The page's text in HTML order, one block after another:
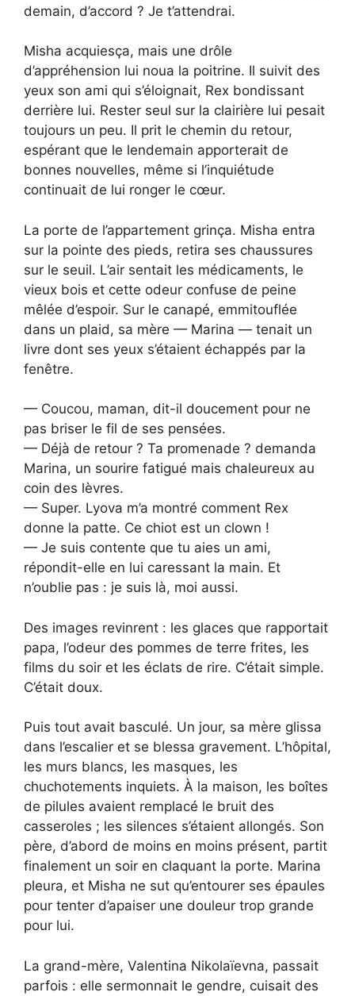
demain, d’accord ? Je t’attendrai.
Misha acquiesça, mais une drôle
d’appréhension lui noua la poitrine. Il suivit des
yeux son ami qui s’éloignait, Rex bondissant
derrière lui. Rester seul sur la clairière lui pesait
toujours un peu. Il prit le chemin du retour,
espérant que le lendemain apporterait de
bonnes nouvelles, même si l’inquiétude
continuait de lui ronger le cœur.
La porte de l’appartement grinça. Misha entra
sur la pointe des pieds, retira ses chaussures
sur le seuil. L’air sentait les médicaments, le
vieux bois et cette odeur confuse de peine
mêlée d’espoir. Sur le canapé, emmitouflée
dans un plaid, sa mère — Marina — tenait un
livre dont ses yeux s’étaient échappés par la
fenêtre.
— Coucou, maman, dit-il doucement pour ne
pas briser le fil de ses pensées.
— Déjà de retour ? Ta promenade ? demanda
Marina, un sourire fatigué mais chaleureux au
coin des lèvres.
— Super. Lyova m’a montré comment Rex
donne la patte. Ce chiot est un clown !
— Je suis contente que tu aies un ami,
répondit-elle en lui caressant la main. Et
n’oublie pas : je suis là, moi aussi.
Des images revinrent : les glaces que rapportait
papa, l’odeur des pommes de terre frites, les
films du soir et les éclats de rire. C’était simple.
C’était doux.
Puis tout avait basculé. Un jour, sa mère glissa
dans l’escalier et se blessa gravement. L’hôpital,
les murs blancs, les masques, les
chuchotements inquiets. À la maison, les boîtes
de pilules avaient remplacé le bruit des
casseroles ; les silences s’étaient allongés. Son
père, d’abord de moins en moins présent, partit
finalement un soir en claquant la porte. Marina
pleura, et Misha ne sut qu’entourer ses épaules
pour tenter d’apaiser une douleur trop grande
pour lui.
La grand-mère, Valentina Nikolaïevna, passait
parfois : elle sermonnait le gendre, cuisait des